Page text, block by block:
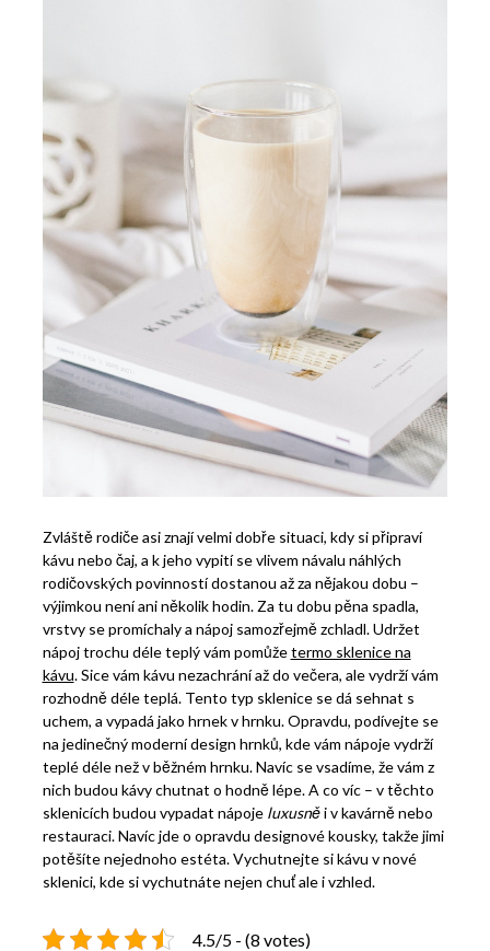
Zvláště rodiče asi znají velmi dobře situaci, kdy si připraví
kávu nebo čaj, a k jeho vypití se vlivem návalu náhlých
rodičovských povinností dostanou až za nějakou dobu –
výjimkou není ani několik hodin. Za tu dobu pěna spadla,
vrstvy se promíchaly a nápoj samozřejmě zchladl. Udržet
nápoj trochu déle teplý vám pomůžetermo sklenice na
kávu. Sice vám kávu nezachrání až do večera, ale vydrží vám
rozhodně déle teplá. Tento typ sklenice se dá sehnat s
uchem, a vypadá jako hrnek v hrnku. Opravdu, podívejte se
na jedinečný moderní design hrnků, kde vám nápoje vydrží
teplé déle než v běžném hrnku. Navíc se vsadíme, že vám z
nich budou kávy chutnat o hodně lépe. A co víc – v těchto
sklenicích budou vypadat nápoje luxusněi v kavárně nebo
restauraci. Navíc jde o opravdu designové kousky, takže jimi
potěšíte nejednoho estéta. Vychutnejte si kávu v nové
sklenici, kde si vychutnáte nejen chuť ale i vzhled.
4.5/5 - (8 votes)